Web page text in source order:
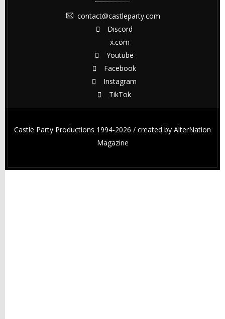
contact@castleparty.com
Discord
x.com
Youtube
Facebook
Instagram
TikTok
Castle Party Productions 1994-2026 / created by AlterNation
Magazine